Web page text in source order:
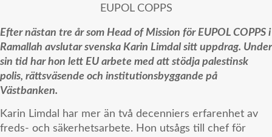
EUPOL COPPS
Efter nästan tre år som Head of Mission för EUPOL COPPS i
Ramallah avslutar svenska Karin Limdal sitt uppdrag. Under
sin tid har hon lett EU arbete med att stödja palestinsk
polis, rättsväsende och institutionsbyggande på
Västbanken.
Karin Limdal har mer än två decenniers erfarenhet av
freds- och säkerhetsarbete. Hon utsågs till chef för